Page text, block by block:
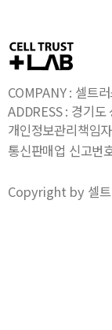
COMPANY : 셀
ADDRESS : 경기
개인정보관리책임
통신판매업 신고번
Copyright by 셀